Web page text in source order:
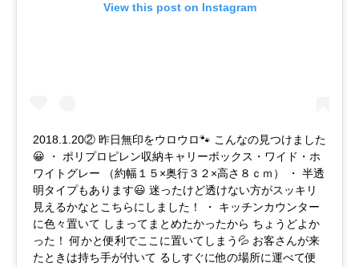
View this post on Instagram
2018.1.20② 昨日無印をウロウロ🐾 こんなの見つけました
😀 ・ ポリプロピレン収納キャリーボックス・ワイド・ホ
ワイトグレー （約幅１５×奥行３２×高さ８ｃｍ） ・ 半透
明タイプもあります😃 迷ったけど透けない方がスッキリ
見えるかなとこちらにしました！ ・ キッチンカウンター
に色々置いて しまってまとめたかったから ちょうどよか
った！ 何かと便利でここに置いてしまう💦 お客さんが来
たときは持ち手が付いて るしすぐに他の場所に運べて便